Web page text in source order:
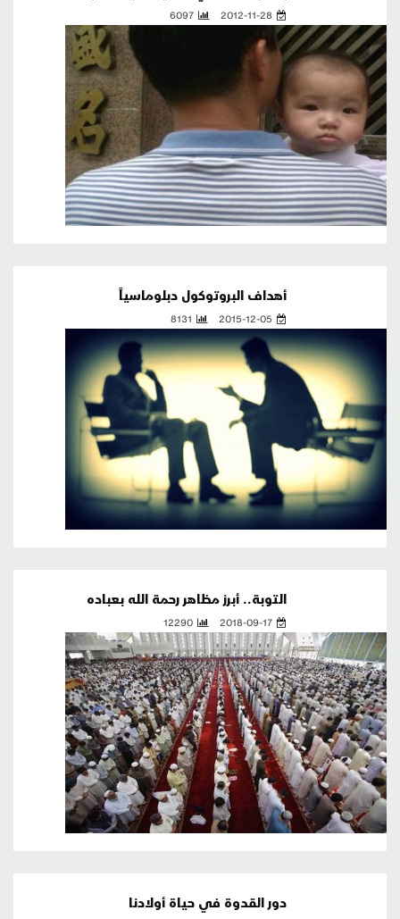
2012-11-28
6097
أهداف البروتوكول دبلوماسياً
2015-12-05
8131
التوبة.. أبرز مظاهر رحمة الله بعباده
2018-09-17
12290
دور القدوة في حياة أولادنا